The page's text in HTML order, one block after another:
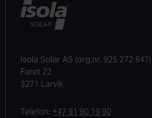
Isola Solar AS (org.nr. 925 272 647)
Faret 22
3271 Larvik
Telefon: +47 91 90 19 90